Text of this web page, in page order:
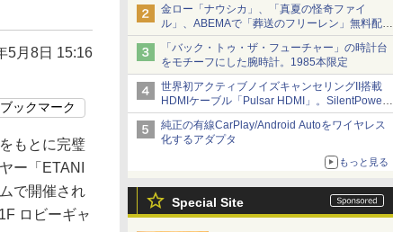
金ロー「ナウシカ」、「真夏の怪奇ファイ
ル」、ABEMAで「葬送のフリーレン」無料配信
など。夏の特番・配信情報
「バック・トゥ・ザ・フューチャー」の時計台
をモチーフにした腕時計。1985本限定
世界初アクティブノイズキャンセリングII搭載
HDMIケーブル「Pulsar HDMI」。SilentPower
から
純正の有線CarPlay/Android Autoをワイヤレス
化するアダプタ
もっと見る
Special Site
5月8日 15:16
ブックマーク
もとに完璧
ー「ETANI
で開催され
ロビーギャ